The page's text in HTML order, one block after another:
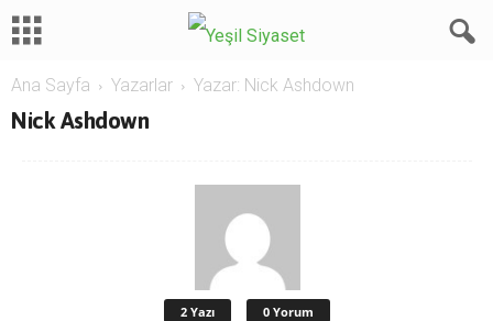
Ana Sayfa Yazarlar Yazar: Nick Ashdown
Nick Ashdown
2 Yazı 0 Yorum